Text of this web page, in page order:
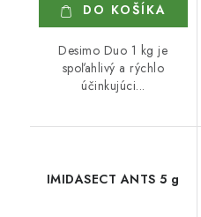
DO KOŠÍKA
Desimo Duo 1 kg je
spoľahlivý a rýchlo
účinkujúci...
IMIDASECT ANTS 5 g